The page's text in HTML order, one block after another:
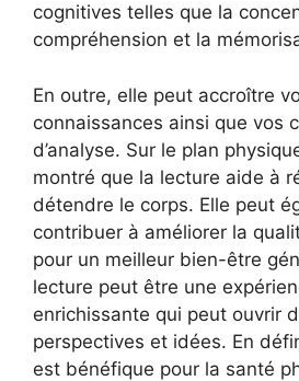
cognitives telles que la
compréhension et la
En outre, elle peut accroître
connaissances ainsi que vos
d’analyse. Sur le plan
montré que la lecture aide à
détendre le corps. Elle peut
contribuer à améliorer la
pour un meilleur bien-être
lecture peut être une
enrichissante qui peut ouvrir
perspectives et idées. En
est bénéfique pour la santé